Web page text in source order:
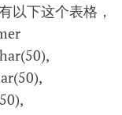
以下这个表格，